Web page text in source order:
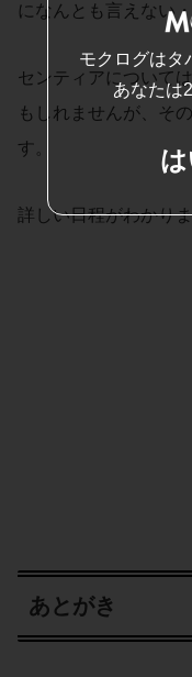
になんとも言えない
センティアについて
もしれませんが、そ
す。
詳しい日程がわかり
あとがき
モクログはタ
あなたは